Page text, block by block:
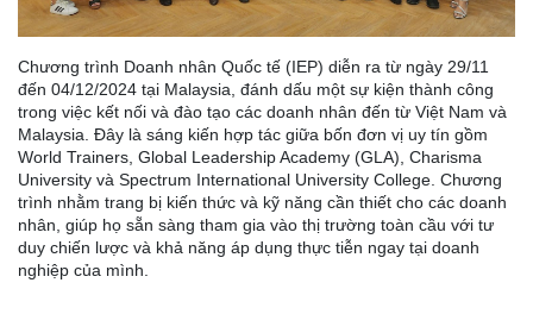
Chương trình Doanh nhân Quốc tế (IEP) diễn ra từ ngày 29/11
đến 04/12/2024 tại Malaysia, đánh dấu một sự kiện thành công
trong việc kết nối và đào tạo các doanh nhân đến từ Việt Nam và
Malaysia. Đây là sáng kiến hợp tác giữa bốn đơn vị uy tín gồm
World Trainers, Global Leadership Academy (GLA), Charisma
University và Spectrum International University College. Chương
trình nhằm trang bị kiến thức và kỹ năng cần thiết cho các doanh
nhân, giúp họ sẵn sàng tham gia vào thị trường toàn cầu với tư
duy chiến lược và khả năng áp dụng thực tiễn ngay tại doanh
nghiệp của mình.